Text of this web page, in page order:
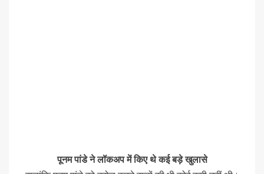
पूनम पांडे ने लॉकअप में किए थे कई बड़े खुलासे